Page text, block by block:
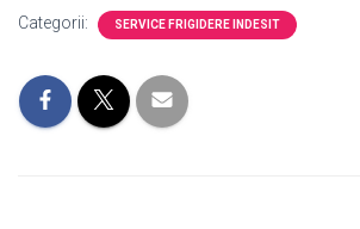
Categorii: SERVICE FRIGIDERE INDESIT